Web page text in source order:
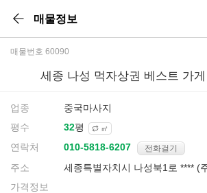
매물정보
매물번호 60090
세종 나성 먹자상권 베스트 가
업종
중국마사지
평수
평 ㎡
연락처 전화걸기
주소
세종특별자치시 나성북1로 **** (
가격정보